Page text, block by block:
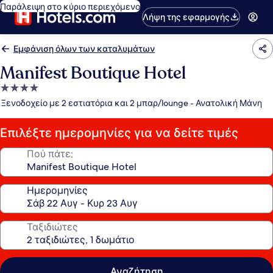
Παράλειψη στο κύριο περιεχόμενο
Λήψη της εφαρμογής
Εμφάνιση όλων των καταλυμάτων
Manifest Boutique Hotel
Κατάλυμα
με
αστέρια
Ξενοδοχείο με 2 εστιατόρια και 2 μπαρ/lounge - Ανατολική Μάνη
Επιλέξτε ημερομηνίες για να δείτε τιμές
Πού πάτε;
Ημερομηνίες
Ταξιδιώτες